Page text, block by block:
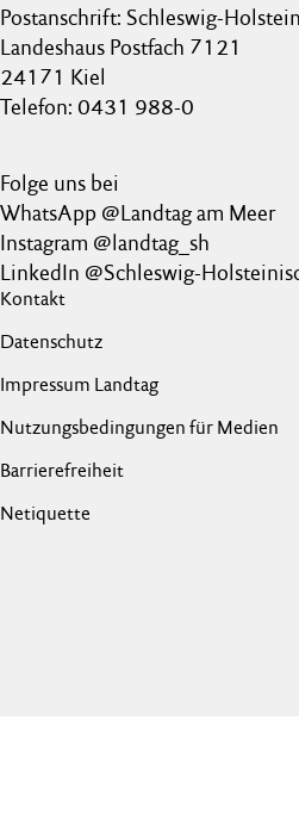
Postanschrift: Schleswig-
Landeshaus Postfach 7121
24171 Kiel
Telefon: 0431 988-0
Folge uns bei
WhatsApp @Landtag am Meer
Instagram @landtag_sh
LinkedIn @Schleswig-
Kontakt
Datenschutz
Impressum Landtag
Nutzungsbedingungen für Medien
Barrierefreiheit
Netiquette